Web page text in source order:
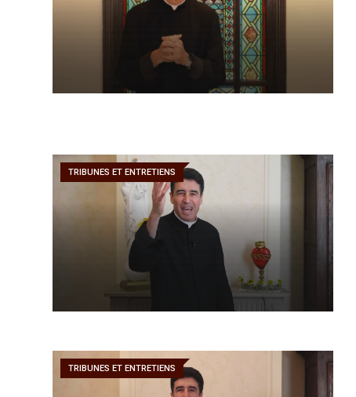
TRIBUNES ET ENTRETIENS
TRIBUNES ET ENTRETIENS